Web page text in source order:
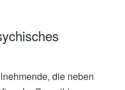
die neben